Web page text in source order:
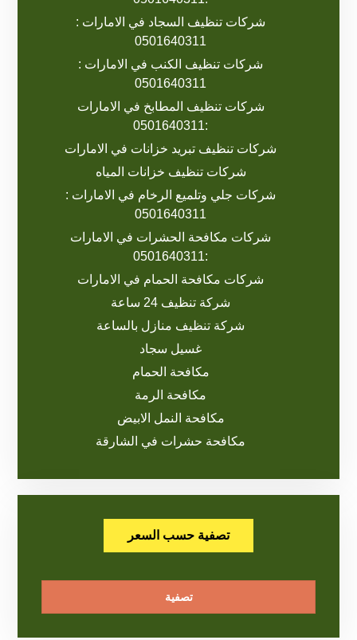
شركات تنظيف السجاد في الامارات :
0501640311
شركات تنظيف الكنب في الامارات :
0501640311
شركات تنظيف المطابخ في الامارات
:0501640311
شركات تنظيف تبريد خزانات في الامارات
شركات تنظيف خزانات المياه
شركات جلي وتلميع الرخام في الامارات :
0501640311
شركات مكافحة الحشرات في الامارات
:0501640311
شركات مكافحة الحمام في الامارات
شركة تنظيف 24 ساعة
شركة تنظيف منازل بالساعة
غسيل سجاد
مكافحة الحمام
مكافحة الرمة
مكافحة النمل الابيض
مكافحة حشرات في الشارقة
تصفية حسب السعر
تصفية